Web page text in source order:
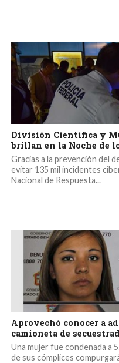
División Científica y
brillan en la Noche de
Gracias a la prevención del
evitar 135 mil incidentes
Nacional de Respuesta...
Aprovechó conocer a
camioneta de
Una mujer fue condenada a
de sus cómplices